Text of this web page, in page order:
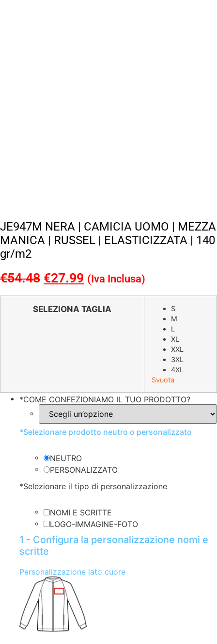
JE947M NERA | CAMICIA UOMO | MEZZA
MANICA | RUSSEL | ELASTICIZZATA | 140
gr/m2
€54.48 Il
prezzo
originale
€27.99 Il
prezzo
attuale
(Iva Inclusa)
SELEZIONA TAGLIA
S
M
L
XL
XXL
3XL
4XL
Svuota
*COME CONFEZIONIAMO IL TUO PRODOTTO?
*Selezionare prodotto neutro o personalizzato
NEUTRO
PERSONALIZZATO
*Selezionare il tipo di personalizzazione
NOMI E SCRITTE
LOGO-IMMAGINE-FOTO
1 - Configura la personalizzazione nomi e
scritte
Personalizzazione lato cuore